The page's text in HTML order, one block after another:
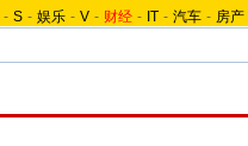
- S - 娱乐 - V - 财经 - IT - 汽车 - 房产